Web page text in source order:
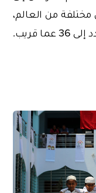
مختلفة من العالم،
قريب.